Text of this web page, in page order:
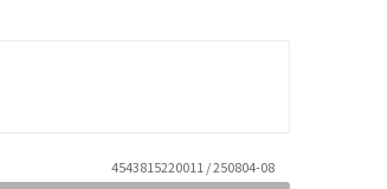
4543815220011 / 250804-08